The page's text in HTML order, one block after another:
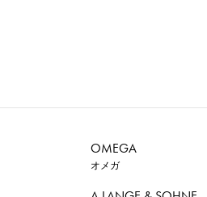
OMEGA
オメガ